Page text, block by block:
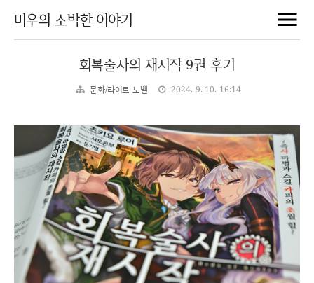
미우의 소박한 이야기
회복술사의 재시작 9권 후기
문화/라이트 노벨 2024. 9. 10. 16:14